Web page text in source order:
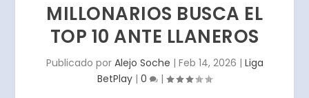
MILLONARIOS BUSCA EL
TOP 10 ANTE LLANEROS
Publicado por Alejo Soche | Feb 14, 2026 | Liga
BetPlay | 0 |